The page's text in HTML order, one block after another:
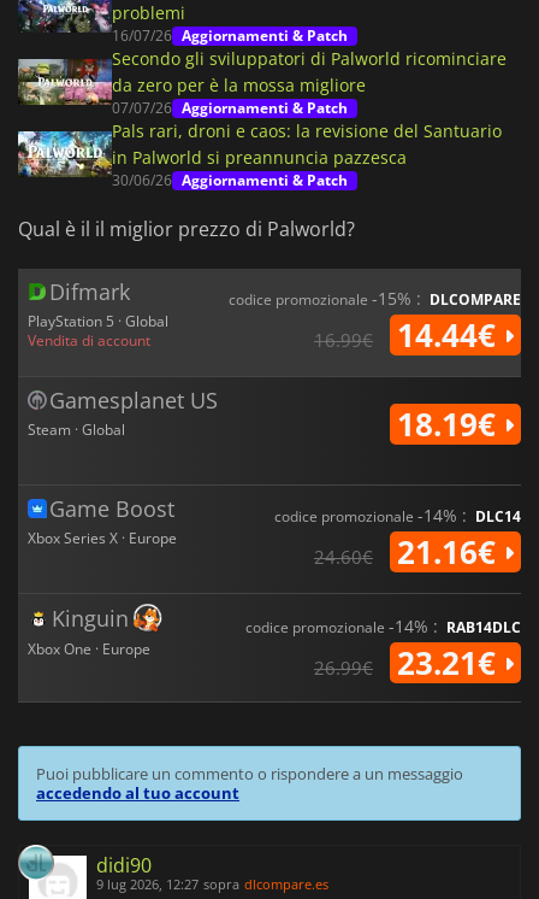
problemi
16/07/26 Aggiornamenti & Patch
Secondo gli sviluppatori di Palworld ricominciare
da zero per è la mossa migliore
07/07/26 Aggiornamenti & Patch
Pals rari, droni e caos: la revisione del Santuario
in Palworld si preannuncia pazzesca
30/06/26 Aggiornamenti & Patch
Qual è il il miglior prezzo di Palworld?
Difmark
PlayStation 5 · Global
Vendita di account
codice promozionale -15% : DLCOMPARE
16.99€ 14.44€
Gamesplanet US
Steam · Global 18.19€
Game Boost
Xbox Series X · Europe
codice promozionale -14% : DLC14
24.60€ 21.16€
Kinguin
Xbox One · Europe
codice promozionale -14% : RAB14DLC
26.99€ 23.21€
Puoi pubblicare un commento o rispondere a un messaggio
accedendo al tuo account
didi90
9 lug 2026, 12:27 sopra dlcompare.es